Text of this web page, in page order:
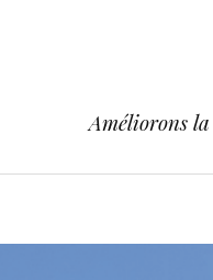
Améliorons